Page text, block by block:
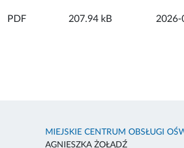
PDF 207.94 kB 2026-
MIEJSKIE CENTRUM OBSŁUGI
AGNIESZKA ŻOŁĄDŹ